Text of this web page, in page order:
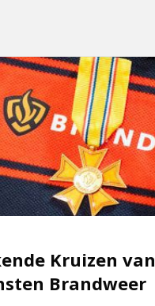
Kruizen van
Brandweer